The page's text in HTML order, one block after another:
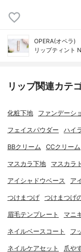
OPERA(オペラ)
リップティント N
リップ関連カテ
化粧下地 ファンデーシ
フェイスパウダー ハイ
BBクリーム CCクリーム
マスカラ下地 マスカラ
アイシャドウベース ア
つけまつげ つけまつげ
眉毛テンプレート マニ
ネイルベースコート フ
ネイルケアセット 爪や